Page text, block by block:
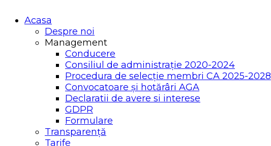
Acasa
Despre noi
Management
Conducere
Consiliul de administrație 2020-2024
Procedura de selecție membri CA 2025-2028
Convocatoare și hotărâri AGA
Declaratii de avere si interese
GDPR
Formulare
Transparență
Tarife